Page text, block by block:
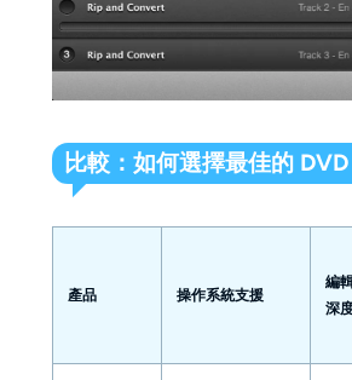
比較：如何選擇最佳的
產品 操作系統支援
編
深